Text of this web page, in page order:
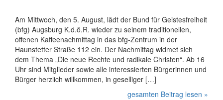
Am Mittwoch, den 5. August, lädt der Bund für Geistes­­­freiheit
(bfg) Augsburg K.d.ö.R. wieder zu seinem traditio­­­nellen,
offenen Kaffee­­nachmittag in das bfg-Zentrum in der
Haunstetter Straße 112 ein. Der Nachmittag widmet sich
dem Thema „Die neue Rechte und radikale Christen“. Ab 16
Uhr sind Mitglieder sowie alle interes­­­sierten Bürge­rinnen und
Bürger herzlich willkommen, in geselliger […]
gesamten Beitrag lesen »